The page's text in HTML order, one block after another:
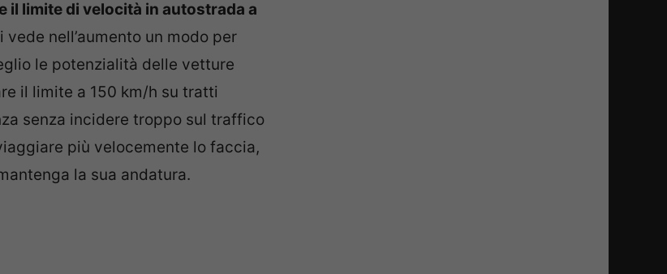
il limite di velocità in autostrada a
nell’aumento un modo per
le potenzialità delle vetture
il limite a 150 km/h su tratti
senza incidere troppo sul traffico
più velocemente lo faccia,
la sua andatura.